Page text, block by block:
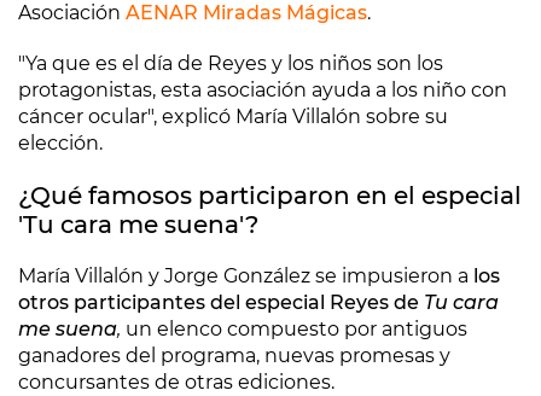
Asociación AENAR Miradas Mágicas.
"Ya que es el día de Reyes y los niños son los
protagonistas, esta asociación ayuda a los niño con
cáncer ocular", explicó María Villalón sobre su
elección.
¿Qué famosos participaron en el especial
'Tu cara me suena'?
María Villalón y Jorge González se impusieron a los
otros participantes del especial Reyes de Tu cara
me suena, un elenco compuesto por antiguos
ganadores del programa, nuevas promesas y
concursantes de otras ediciones.